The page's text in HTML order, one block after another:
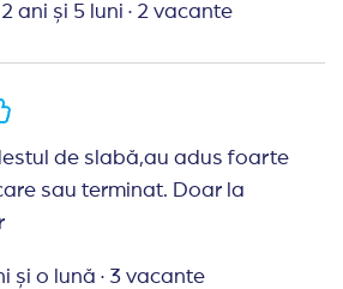
ani și 5 luni · 2 vacante
de slabă,au adus foarte
sau terminat. Doar la
și o lună · 3 vacante